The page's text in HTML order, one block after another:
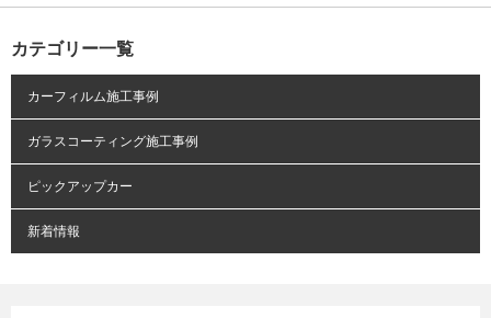
カテゴリー一覧
カーフィルム施工事例
ガラスコーティング施工事例
ピックアップカー
新着情報